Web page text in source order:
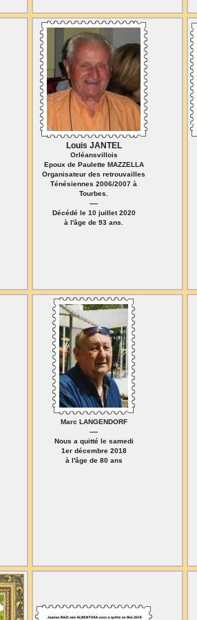
Louis JANTEL
Orléansvillois
Epoux de Paulette MAZZELLA
Organisateur des retrouvailles
Ténésiennes 2006/2007 à
Tourbes.
----
Décédé le 10 juillet 2020
à l'âge de 93 ans.
Marc LANGENDORF
----
Nous a quitté le samedi
1er décembre 2018
à l'âge de 80 ans